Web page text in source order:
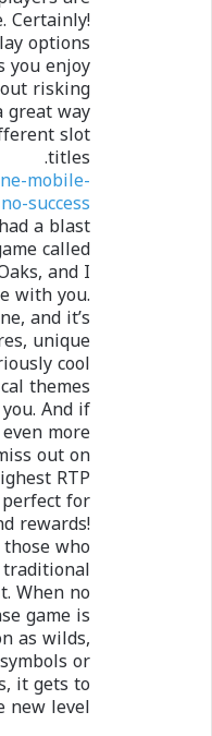
Certainly!
options
you enjoy
risking
great way
slot
titles.
mobile-
success/
a blast
called
and I
with you.
and it’s
unique
cool
themes
And if
more
out on
RTP
for
rewards!
who
When no
game is
as wilds,
or
it gets to
level.